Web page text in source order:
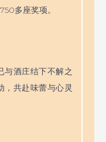
多座奖项。
与酒庄结下不解之
，共赴味蕾与心灵